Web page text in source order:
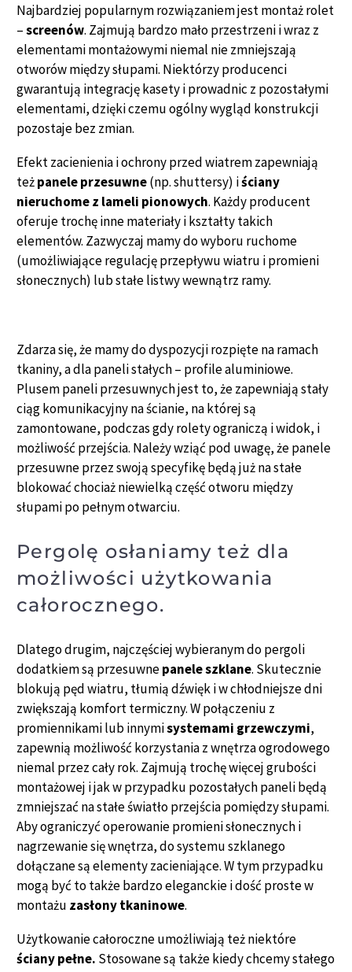
Najbardziej popularnym rozwiązaniem jest montaż rolet
–screenów. Zajmują bardzo mało przestrzeni i wraz z
elementami montażowymi niemal nie zmniejszają
otworów między słupami. Niektórzy producenci
gwarantują integrację kasety i prowadnic z pozostałymi
elementami, dzięki czemu ogólny wygląd konstrukcji
pozostaje bez zmian.
Efekt zacienienia i ochrony przed wiatrem zapewniają
teżpanele przesuwne(np. shuttersy) iściany
nieruchome z lameli pionowych. Każdy producent
oferuje trochę inne materiały i kształty takich
elementów. Zazwyczaj mamy do wyboru ruchome
(umożliwiające regulację przepływu wiatru i promieni
słonecznych) lub stałe listwy wewnątrz ramy.
Zdarza się, że mamy do dyspozycji rozpięte na ramach
tkaniny, a dla paneli stałych – profile aluminiowe.
Plusem paneli przesuwnych jest to, że zapewniają stały
ciąg komunikacyjny na ścianie, na której są
zamontowane, podczas gdy rolety ograniczą i widok, i
możliwość przejścia. Należy wziąć pod uwagę, że panele
przesuwne przez swoją specyfikę będą już na stałe
blokować chociaż niewielką część otworu między
słupami po pełnym otwarciu.
Pergolę osłaniamy też dla
możliwości użytkowania
całorocznego.
Dlatego drugim, najczęściej wybieranym do pergoli
dodatkiem są przesuwnepanele szklane. Skutecznie
blokują pęd wiatru, tłumią dźwięk i w chłodniejsze dni
zwiększają komfort termiczny. W połączeniu z
promiennikami lub innymisystemami grzewczymi,
zapewnią możliwość korzystania z wnętrza ogrodowego
niemal przez cały rok. Zajmują trochę więcej grubości
montażowej i jak w przypadku pozostałych paneli będą
zmniejszać na stałe światło przejścia pomiędzy słupami.
Aby ograniczyć operowanie promieni słonecznych i
nagrzewanie się wnętrza, do systemu szklanego
dołączane są elementy zacieniające. W tym przypadku
mogą być to także bardzo eleganckie i dość proste w
montażu zasłony tkaninowe.
Użytkowanie całoroczne umożliwiają też niektóre
ściany pełne. Stosowane są także kiedy chcemy stałego